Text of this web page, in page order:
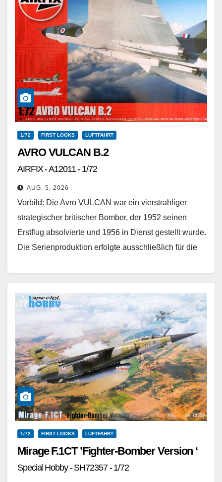
1/72 FIRST LOOKS LUFTFAHRT
AVRO VULCAN B.2
AIRFIX - A12011 - 1/72
AUG. 5, 2026
Vorbild: Die Avro VULCAN war ein vierstrahliger
strategischer britischer Bomber, der 1952 seinen
Erstflug absolvierte und 1956 in Dienst gestellt wurde.
Die Serienproduktion erfolgte ausschließlich für die
1/72 FIRST LOOKS LUFTFAHRT
Mirage F.1CT ’Fighter-Bomber Version ‘
Special Hobby - SH72357 - 1/72